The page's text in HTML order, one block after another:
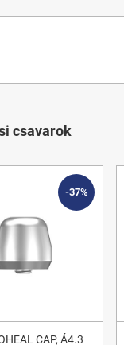
csavarok
-37%
CAP, Á4.3